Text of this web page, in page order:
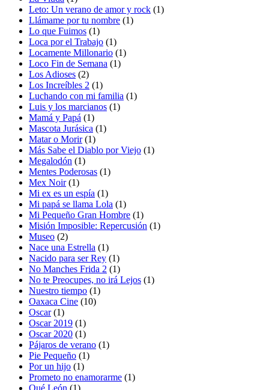
Leto: Un verano de amor y rock (1)
Llámame por tu nombre (1)
Lo que Fuimos (1)
Loca por el Trabajo (1)
Locamente Millonario (1)
Loco Fin de Semana (1)
Los Adioses (2)
Los Increíbles 2 (1)
Luchando con mi familia (1)
Luis y los marcianos (1)
Mamá y Papá (1)
Mascota Jurásica (1)
Matar o Morir(1)
Más Sabe el Diablo por Viejo (1)
Megalodón (1)
Mentes Poderosas (1)
Mex Noir(1)
Mi ex es un espía (1)
Mi papá se llama Lola (1)
Mi Pequeño Gran Hombre (1)
Misión Imposible: Repercusión (1)
Museo (2)
Nace una Estrella (1)
Nacido para ser Rey (1)
No Manches Frida 2 (1)
No te Preocupes, no irá Lejos (1)
Nuestro tiempo (1)
Oaxaca Cine (10)
Oscar(1)
Oscar 2019 (1)
Oscar 2020 (1)
Pájaros de verano (1)
Pie Pequeño (1)
Por un hijo (1)
Prometo no enamorarme (1)
Qué León (1)